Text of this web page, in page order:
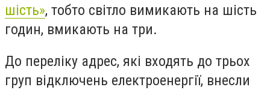
шість», тобто світло вимикають на шість
годин, вмикають на три.
До переліку адрес, які входять до трьох
груп відключень електроенергії, внесли